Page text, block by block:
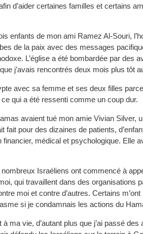
d’aider certaines familles et certains
enfants de mon ami Ramez Al-Souri,
de la paix avec des messages
L’église a été bombardée par des
j’avais rencontrés deux mois plus tôt
avec sa femme et ses deux filles
qui a été ressenti comme un coup dur.
avaient tué mon amie Vivian Silver,
fait pour des dizaines de patients,
médical et psychologique. Elle
Israéliens ont commencé à
qui travaillent dans des organisations
moi et contre d’autres. Certains
si je condamnais les actions du
ma vie, d’autant plus que j’ai passé